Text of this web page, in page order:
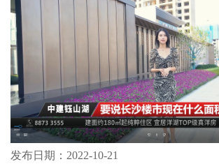
发布日期：2022-10-21